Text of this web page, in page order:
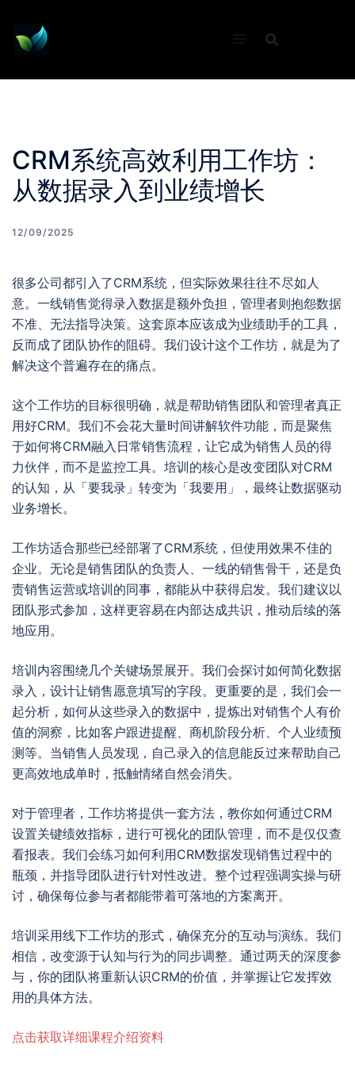
content
CRM系统高效利用工作坊：
从数据录入到业绩增长
12/09/2025
很多公司都引入了CRM系统，但实际效果往往不尽如人
意。一线销售觉得录入数据是额外负担，管理者则抱怨数据
不准、无法指导决策。这套原本应该成为业绩助手的工具，
反而成了团队协作的阻碍。我们设计这个工作坊，就是为了
解决这个普遍存在的痛点。
这个工作坊的目标很明确，就是帮助销售团队和管理者真正
用好CRM。我们不会花大量时间讲解软件功能，而是聚焦
于如何将CRM融入日常销售流程，让它成为销售人员的得
力伙伴，而不是监控工具。培训的核心是改变团队对CRM
的认知，从「要我录」转变为「我要用」，最终让数据驱动
业务增长。
工作坊适合那些已经部署了CRM系统，但使用效果不佳的
企业。无论是销售团队的负责人、一线的销售骨干，还是负
责销售运营或培训的同事，都能从中获得启发。我们建议以
团队形式参加，这样更容易在内部达成共识，推动后续的落
地应用。
培训内容围绕几个关键场景展开。我们会探讨如何简化数据
录入，设计让销售愿意填写的字段。更重要的是，我们会一
起分析，如何从这些录入的数据中，提炼出对销售个人有价
值的洞察，比如客户跟进提醒、商机阶段分析、个人业绩预
测等。当销售人员发现，自己录入的信息能反过来帮助自己
更高效地成单时，抵触情绪自然会消失。
对于管理者，工作坊将提供一套方法，教你如何通过CRM
设置关键绩效指标，进行可视化的团队管理，而不是仅仅查
看报表。我们会练习如何利用CRM数据发现销售过程中的
瓶颈，并指导团队进行针对性改进。整个过程强调实操与研
讨，确保每位参与者都能带着可落地的方案离开。
培训采用线下工作坊的形式，确保充分的互动与演练。我们
相信，改变源于认知与行为的同步调整。通过两天的深度参
与，你的团队将重新认识CRM的价值，并掌握让它发挥效
用的具体方法。
点击获取详细课程介绍资料